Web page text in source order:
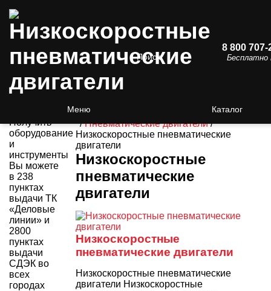
Меню Каталог
Поиск
8 800 707-
3000
пунктов
Получить
оборудование
и
инструменты
Вы можете
в 238
пунктах
выдачи ТК
«Деловые
линии» и
2800
пунктах
выдачи
СДЭК во
всех
городах
/Пневматические двигатели/
Низкоскоростные пневматические
двигатели
Низкоскоростные
пневматические
двигатели
Низкоскоростные
пневматические двигатели
Низкоскоростные пневматические
двигатели Низкоскоростные